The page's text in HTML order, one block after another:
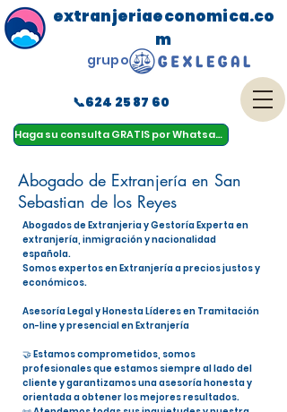
Haga su consulta GRATIS por Whatsapp
menu
extranjeriaeconomica.co
m
📞624 25 87 60
grupo
Abogado de Extranjería en San
Sebastian de los Reyes
Abogados de Extranjeria y Gestoría Experta en
extranjería, inmigración y nacionalidad
española.
Somos expertos en Extranjería a precios justos y
económicos.
Asesoría Legal y Honesta Líderes en Tramitación
on-line y presencial en Extranjería
🤝 Estamos comprometidos, somos
profesionales que estamos siempre al lado del
cliente y garantizamos una asesoría honesta y
orientada a obtener los mejores resultados.